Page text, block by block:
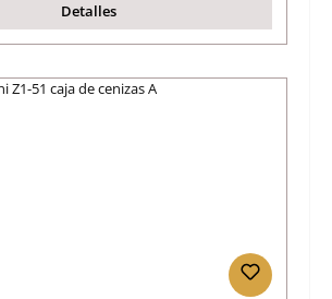
Detalles